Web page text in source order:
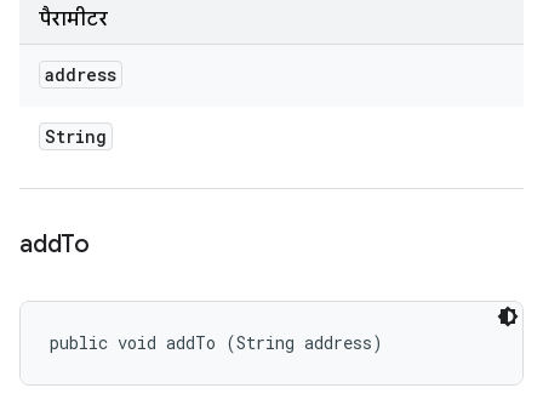
पैरामीटर
address
String
addTo
public void addTo (String address)